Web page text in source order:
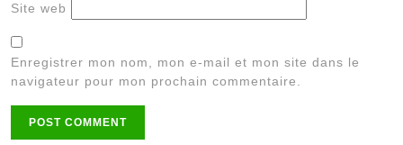
Site web
Enregistrer mon nom, mon e-mail et mon site dans le
navigateur pour mon prochain commentaire.